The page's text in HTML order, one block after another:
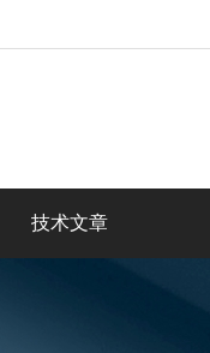
技术文章